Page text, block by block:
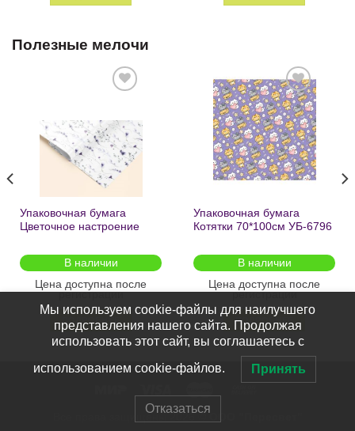
Полезные мелочи
желаний
Упаковочная бумага
Цветочное настроение
2шт/
В наличии
Цена доступна после
регистрации
Добавить
в список
желаний
Упаковочная бумага
Котятки 70*100см УБ-6796
В наличии
Цена доступна после
регистрации
ПОДРОБНЕЕ
Все права защищены 2026 ©ООО "Пересвет"
Мы используем cookie-файлы для наилучшего
представления нашего сайта. Продолжая
использовать этот сайт, вы соглашаетесь с
использованием cookie-файлов. Принять
Отказаться